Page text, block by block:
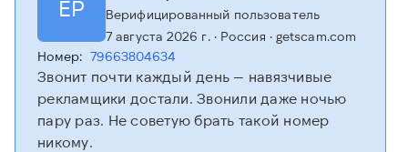
ЕР
Верифицированный пользователь
7 августа 2026 г.· Россия · getscam.com
Номер: 79663804634
Звонит почти каждый день — навязчивые
рекламщики достали. Звонили даже ночью
пару раз. Не советую брать такой номер
никому.